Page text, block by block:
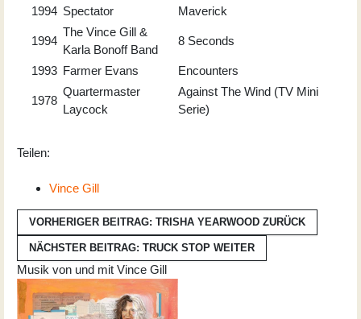
1994 Spectator Maverick
1994
The Vince Gill &
Karla Bonoff Band
8 Seconds
1993 Farmer Evans Encounters
1978
Quartermaster
Laycock
Against The Wind (TV Mini
Serie)
Teilen:
Vince Gill
VORHERIGER BEITRAG: TRISHA YEARWOOD ZURÜCK
NÄCHSTER BEITRAG: TRUCK STOP WEITER
Musik von und mit Vince Gill